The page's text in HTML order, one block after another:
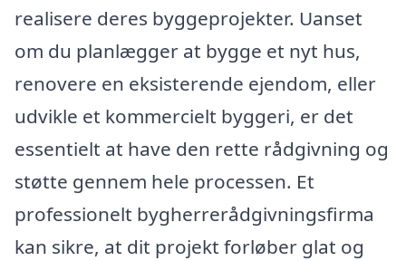
realisere deres byggeprojekter. Uanset
om du planlægger at bygge et nyt hus,
renovere en eksisterende ejendom, eller
udvikle et kommercielt byggeri, er det
essentielt at have den rette rådgivning og
støtte gennem hele processen. Et
professionelt bygherrerådgivningsfirma
kan sikre, at dit projekt forløber glat og